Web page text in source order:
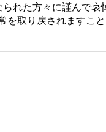
れた方々に謹んで哀
を取り戻されますこ